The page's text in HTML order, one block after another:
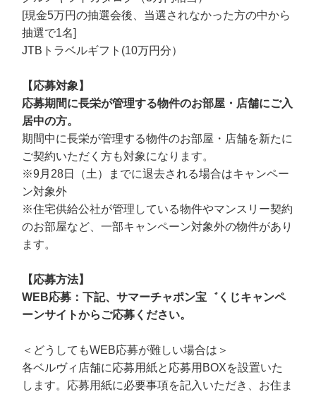
[現金5万円の抽選会後、当選されなかった方の中から
抽選で1名]
JTBトラベルギフト(10万円分）
【応募対象】
応募期間に長栄が管理する物件のお部屋・店舗にご入
居中の方。
期間中に長栄が管理する物件のお部屋・店舗を新たに
ご契約いただく方も対象になります。
※9月28日（土）までに退去される場合はキャンペー
ン対象外
※住宅供給公社が管理している物件やマンスリー契約
のお部屋など、一部キャンペーン対象外の物件があり
ます。
【応募方法】
WEB応募：下記、サマーチャポン宝゛くじキャンペ
ーンサイトからご応募ください。
＜どうしてもWEB応募が難しい場合は＞
各ベルヴィ店舗に応募用紙と応募用BOXを設置いた
します。応募用紙に必要事項を記入いただき、お住ま